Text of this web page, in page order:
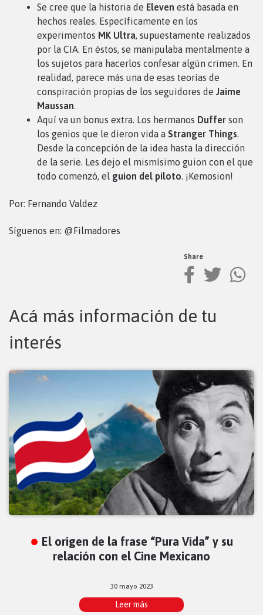
Se cree que la historia de Eleven está basada en
hechos reales. Específicamente en los
experimentos MK Ultra, supuestamente realizados
por la CIA. En éstos, se manipulaba mentalmente a
los sujetos para hacerlos confesar algún crimen. En
realidad, parece más una de esas teorías de
conspiración propias de los seguidores de Jaime
Maussan.
Aquí va un bonus extra. Los hermanos Duffer son
los genios que le dieron vida a Stranger Things.
Desde la concepción de la idea hasta la dirección
de la serie. Les dejo el mismísimo guion con el que
todo comenzó, el guion del piloto. ¡Kemosion!
Por: Fernando Valdez
Síguenos en: @Filmadores
Share
Acá más información de tu
interés
El origen de la frase “Pura Vida” y su
relación con el Cine Mexicano
30 mayo 2023
Leer más